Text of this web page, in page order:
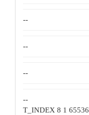
--
--
--
--
T_INDEX 8 1 65536